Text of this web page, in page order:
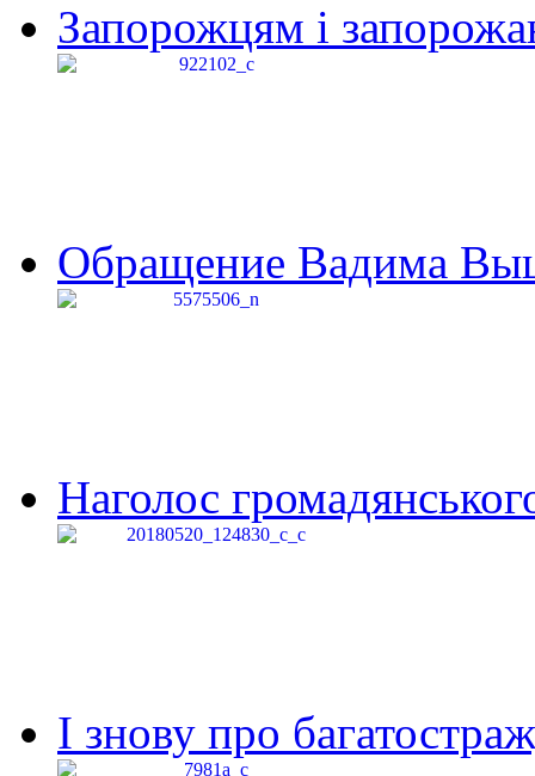
Запорожцям і
Обращение Вадима
Наголос
І знову про